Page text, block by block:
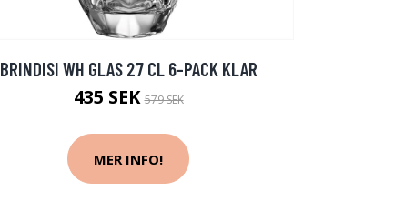
BRINDISI WH GLAS 27 CL 6-PACK KLAR
435 SEK579 SEK
MER INFO!